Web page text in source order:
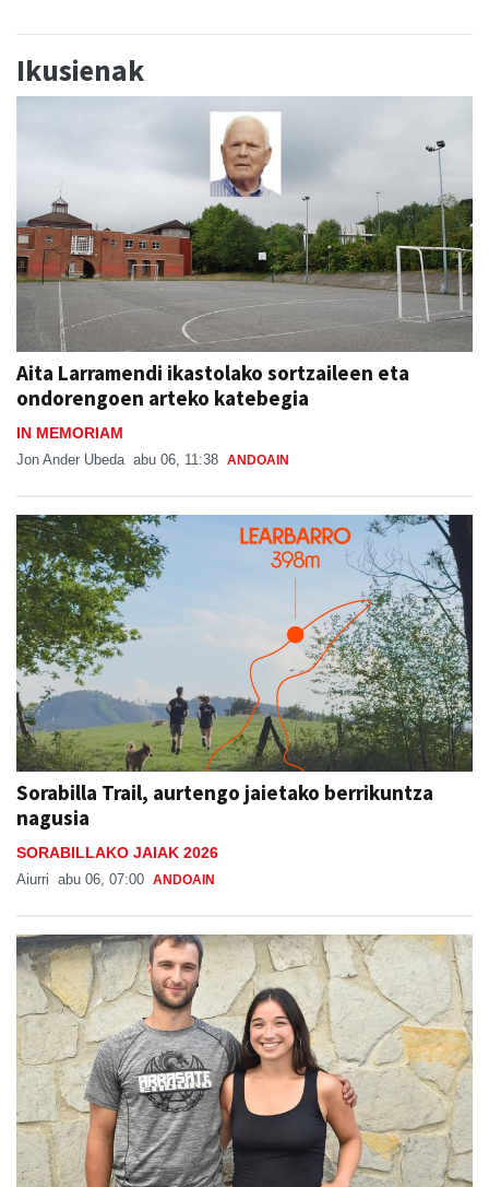
Ikusienak
Aita Larramendi ikastolako sortzaileen eta
ondorengoen arteko katebegia
IN MEMORIAM
Jon Ander Ubeda abu 06, 11:38 ANDOAIN
Sorabilla Trail, aurtengo jaietako berrikuntza
nagusia
SORABILLAKO JAIAK 2026
Aiurri abu 06, 07:00 ANDOAIN